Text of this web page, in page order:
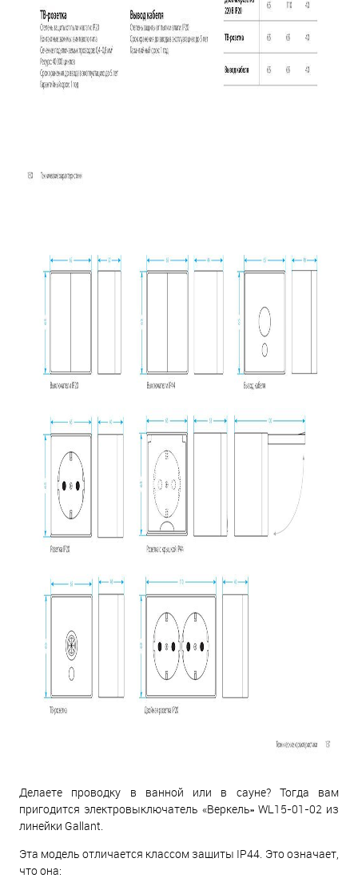
Делаете проводку в ванной или в сауне? Тогда вам
пригодится электровыключатель «Веркель» WL15-01-02 из
линейки Gallant.
Эта модель отличается классом защиты IP44. Это означает,
что она: